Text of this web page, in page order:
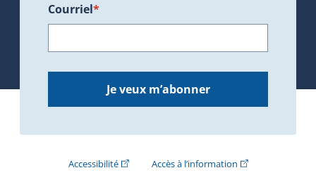
Courriel*
Je veux m’abonner
Accessibilité(Cet hyperlien externe s'ouvrira dans une
Accès à l’information(Cet hyperlien